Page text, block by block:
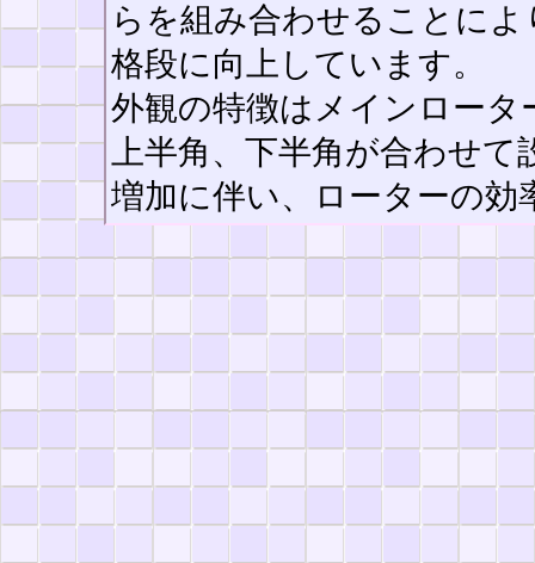
らを組み合わせることに
格段に向上しています。
外観の特徴はメインロー
上半角、下半角が合わせ
増加に伴い、ローターの効